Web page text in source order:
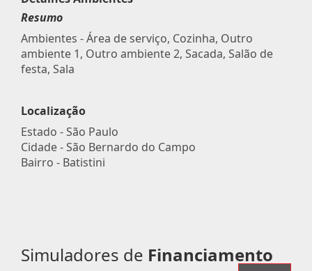
Resumo
Ambientes - Área de serviço, Cozinha, Outro
ambiente 1, Outro ambiente 2, Sacada, Salão de
festa, Sala
Localização
Estado -São Paulo
Cidade -São Bernardo do Campo
Bairro - Batistini
Simuladores de Financiamento